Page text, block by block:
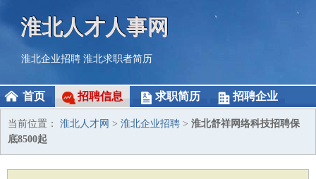
淮北人才人事网
淮北企业招聘 淮北求职者简历
首页 招聘信息 求职简历 招聘企业
当前位置： 淮北人才网 > 淮北企业招聘 > 淮北舒祥网络科技招聘保
底8500起